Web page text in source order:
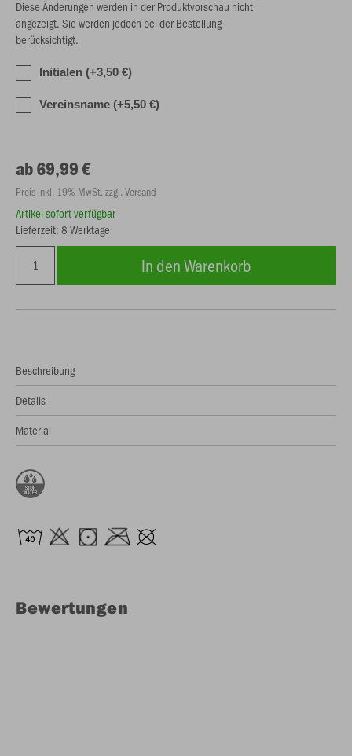
Diese Änderungen werden in der Produktvorschau nicht
angezeigt. Sie werden jedoch bei der Bestellung
berücksichtigt.
Initialen (+3,50 €)
Vereinsname (+5,50 €)
ab 69,99 €
Preis inkl. 19% MwSt. zzgl. Versand
Artikel sofort verfügbar
Lieferzeit: 8 Werktage
In den Warenkorb
Beschreibung
Details
Material
Bewertungen